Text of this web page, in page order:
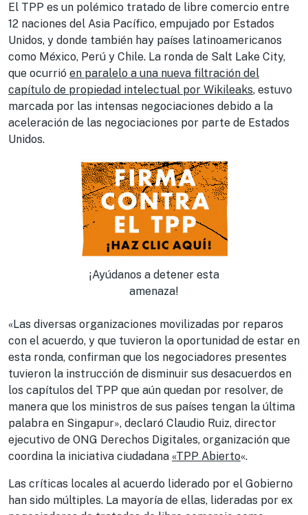
El TPP es un polémico tratado de libre comercio entre
12 naciones del Asia Pacífico, empujado por Estados
Unidos, y donde también hay países latinoamericanos
como México, Perú y Chile. La ronda de Salt Lake City,
que ocurrió en paralelo a una nueva filtración del
capítulo de propiedad intelectual por Wikileaks, estuvo
marcada por las intensas negociaciones debido a la
aceleración de las negociaciones por parte de Estados
Unidos.
¡Ayúdanos a detener esta
amenaza!
«Las diversas organizaciones movilizadas por reparos
con el acuerdo, y que tuvieron la oportunidad de estar en
esta ronda, confirman que los negociadores presentes
tuvieron la instrucción de disminuir sus desacuerdos en
los capítulos del TPP que aún quedan por resolver, de
manera que los ministros de sus países tengan la última
palabra en Singapur», declaró Claudio Ruiz, director
ejecutivo de ONG Derechos Digitales, organización que
coordina la iniciativa ciudadana «TPP Abierto«.
Las críticas locales al acuerdo liderado por el Gobierno
han sido múltiples. La mayoría de ellas, lideradas por ex